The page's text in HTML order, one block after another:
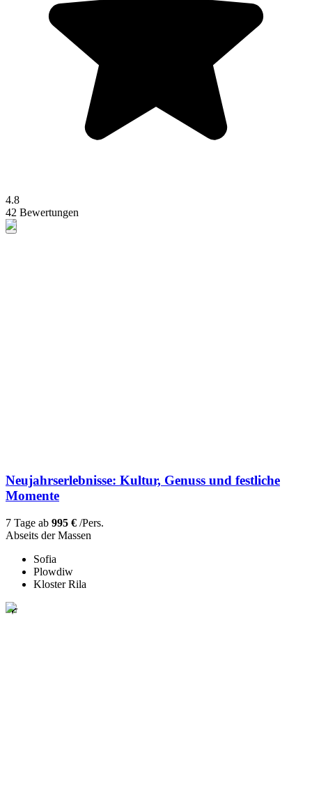
4.8
42 Bewertungen
Neujahrserlebnisse: Kultur, Genuss und festliche
Momente
7 Tage ab 995 € /Pers.
Abseits der Massen
Sofia
Plowdiw
Kloster Rila